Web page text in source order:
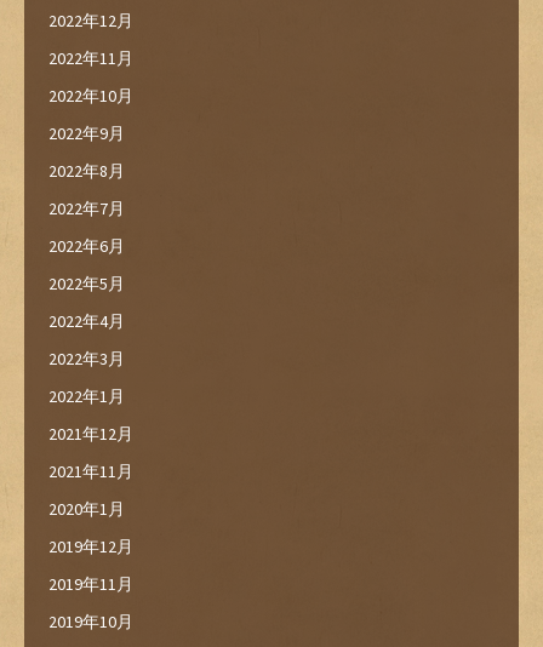
2022年12月
2022年11月
2022年10月
2022年9月
2022年8月
2022年7月
2022年6月
2022年5月
2022年4月
2022年3月
2022年1月
2021年12月
2021年11月
2020年1月
2019年12月
2019年11月
2019年10月